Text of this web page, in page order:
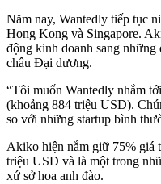
Năm nay, Wantedly tiếp tục
Hong Kong và Singapore.
động kinh doanh sang
châu Đại dương.
“Tôi muốn Wantedly nhắm
(khoảng 884 triệu USD).
so với những startup bình
Akiko hiện nắm giữ 75% giá
triệu USD và là một trong
xứ sở hoa anh đào.